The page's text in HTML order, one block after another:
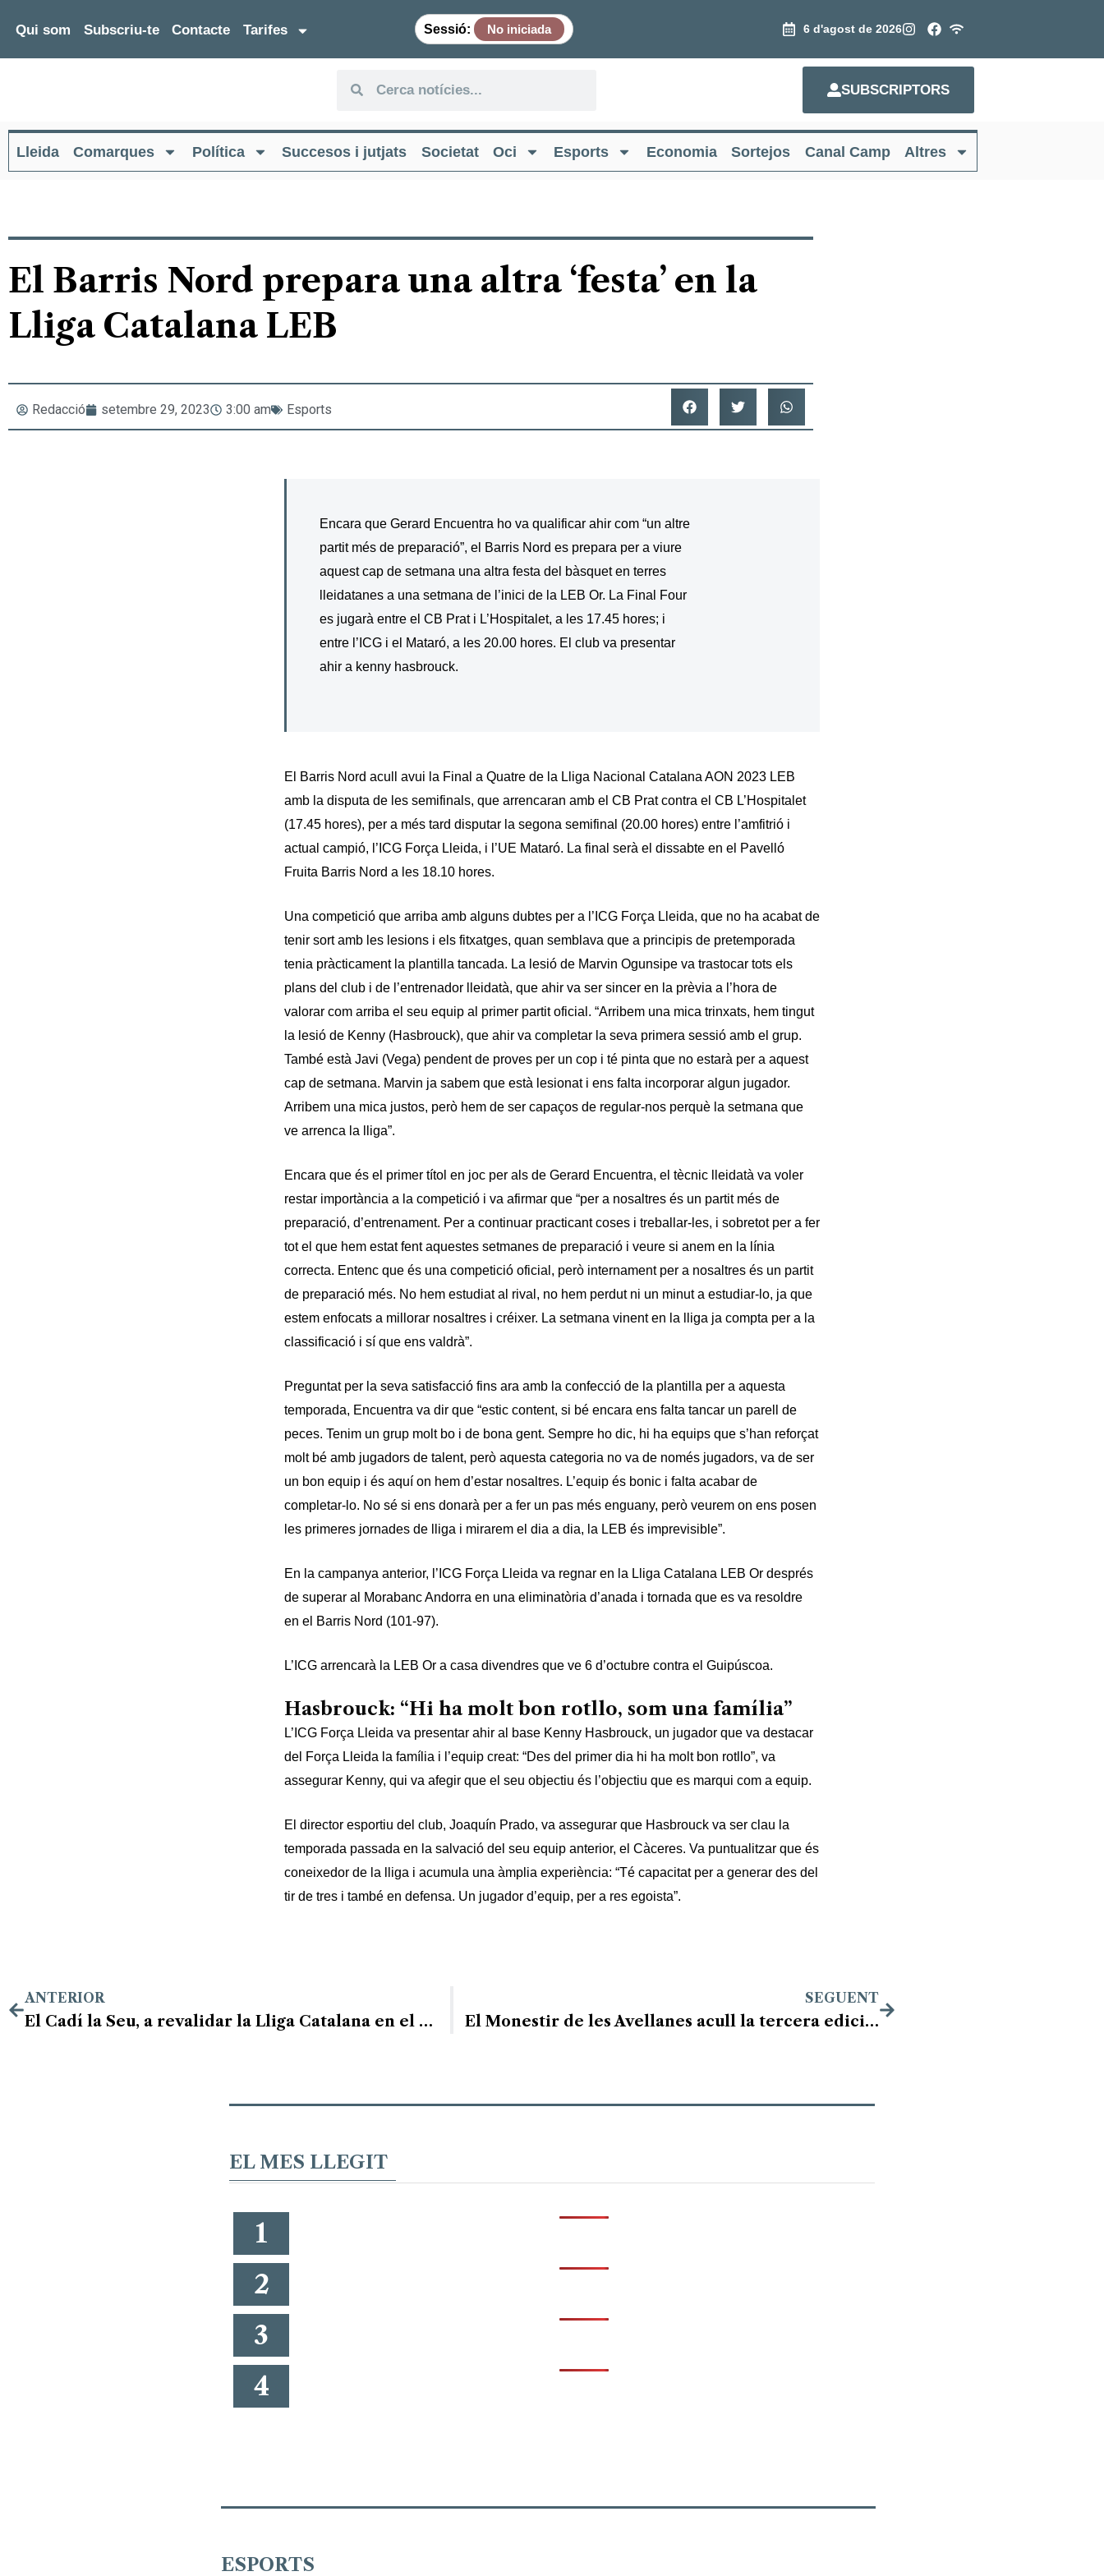
Qui som Subscriu-te Contacte Tarifes Sessió: No iniciada 6 d'agost de 2026
SUBSCRIPTORS
Lleida Comarques Política Succesos i jutjats Societat Oci Esports Economia Sortejos Canal Camp Altres
El Barris Nord prepara una altra ‘festa’ en la
Lliga Catalana LEB
Redacció setembre 29, 2023 3:00 am Esports
Encara que Gerard Encuentra ho va qualificar ahir com “un altre
partit més de preparació”, el Barris Nord es prepara per a viure
aquest cap de setmana una altra festa del bàsquet en terres
lleidatanes a una setmana de l’inici de la LEB Or. La Final Four
es jugarà entre el CB Prat i L’Hospitalet, a les 17.45 hores; i
entre l’ICG i el Mataró, a les 20.00 hores. El club va presentar
ahir a kenny hasbrouck.
El Barris Nord acull avui la Final a Quatre de la Lliga Nacional Catalana AON 2023 LEB
amb la disputa de les semifinals, que arrencaran amb el CB Prat contra el CB L’Hospitalet
(17.45 hores), per a més tard disputar la segona semifinal (20.00 hores) entre l’amfitrió i
actual campió, l’ICG Força Lleida, i l’UE Mataró. La final serà el dissabte en el Pavelló
Fruita Barris Nord a les 18.10 hores.
Una competició que arriba amb alguns dubtes per a l’ICG Força Lleida, que no ha acabat de
tenir sort amb les lesions i els fitxatges, quan semblava que a principis de pretemporada
tenia pràcticament la plantilla tancada. La lesió de Marvin Ogunsipe va trastocar tots els
plans del club i de l’entrenador lleidatà, que ahir va ser sincer en la prèvia a l’hora de
valorar com arriba el seu equip al primer partit oficial. “Arribem una mica trinxats, hem tingut
la lesió de Kenny (Hasbrouck), que ahir va completar la seva primera sessió amb el grup.
També està Javi (Vega) pendent de proves per un cop i té pinta que no estarà per a aquest
cap de setmana. Marvin ja sabem que està lesionat i ens falta incorporar algun jugador.
Arribem una mica justos, però hem de ser capaços de regular-nos perquè la setmana que
ve arrenca la lliga”.
Encara que és el primer títol en joc per als de Gerard Encuentra, el tècnic lleidatà va voler
restar importància a la competició i va afirmar que “per a nosaltres és un partit més de
preparació, d’entrenament. Per a continuar practicant coses i treballar-les, i sobretot per a fer
tot el que hem estat fent aquestes setmanes de preparació i veure si anem en la línia
correcta. Entenc que és una competició oficial, però internament per a nosaltres és un partit
de preparació més. No hem estudiat al rival, no hem perdut ni un minut a estudiar-lo, ja que
estem enfocats a millorar nosaltres i créixer. La setmana vinent en la lliga ja compta per a la
classificació i sí que ens valdrà”.
Preguntat per la seva satisfacció fins ara amb la confecció de la plantilla per a aquesta
temporada, Encuentra va dir que “estic content, si bé encara ens falta tancar un parell de
peces. Tenim un grup molt bo i de bona gent. Sempre ho dic, hi ha equips que s’han reforçat
molt bé amb jugadors de talent, però aquesta categoria no va de només jugadors, va de ser
un bon equip i és aquí on hem d’estar nosaltres. L’equip és bonic i falta acabar de
completar-lo. No sé si ens donarà per a fer un pas més enguany, però veurem on ens posen
les primeres jornades de lliga i mirarem el dia a dia, la LEB és imprevisible”.
En la campanya anterior, l’ICG Força Lleida va regnar en la Lliga Catalana LEB Or després
de superar al Morabanc Andorra en una eliminatòria d’anada i tornada que es va resoldre
en el Barris Nord (101-97).
L’ICG arrencarà la LEB Or a casa divendres que ve 6 d’octubre contra el Guipúscoa.
Hasbrouck: “Hi ha molt bon rotllo, som una família”
L’ICG Força Lleida va presentar ahir al base Kenny Hasbrouck, un jugador que va destacar
del Força Lleida la família i l’equip creat: “Des del primer dia hi ha molt bon rotllo”, va
assegurar Kenny, qui va afegir que el seu objectiu és l’objectiu que es marqui com a equip.
El director esportiu del club, Joaquín Prado, va assegurar que Hasbrouck va ser clau la
temporada passada en la salvació del seu equip anterior, el Càceres. Va puntualitzar que és
coneixedor de la lliga i acumula una àmplia experiència: “Té capacitat per a generar des del
tir de tres i també en defensa. Un jugador d’equip, per a res egoista”.
ANTERIOR
El Cadí la Seu, a revalidar la Lliga Catalana en el retorn de la competició al Palau
SEGUENT
El Monestir de les Avellanes acull la tercera edició de l’Open Lleida BTT
EL MES LLEGIT
1
2
3
4
ESPORTS